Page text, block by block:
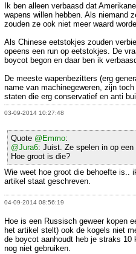
Ik ben alleen verbaasd dat
wapens willen hebben. Als niemand
zouden ze ook niet meer waard
Als Chinese eetstokjes zouden
opeens een run op eetstokjes. De
boycot begon en daar ben ik
De meeste wapenbezitters (erg
name van machinegeweren, zijn
staten die erg conservatief en anti
03-09-2014 10:27:48
Quote @Emmo:
@Jura6: Juist. Ze spelen in op
Hoe groot is die?
Wie weet hoe groot die behoefte is..
artikel staat geschreven.
04-09-2014 08:56:19
Hoe is een Russisch geweer kopen
het artikel stelt) ook de kogels niet
de boycot aanhoudt heb je straks
nog niet gebruiken.